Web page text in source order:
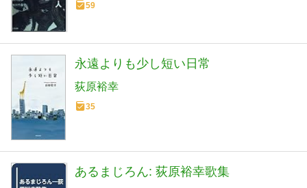
59
永遠よりも少し短い日常
荻原裕幸
35
あるまじろん: 荻原裕幸歌集